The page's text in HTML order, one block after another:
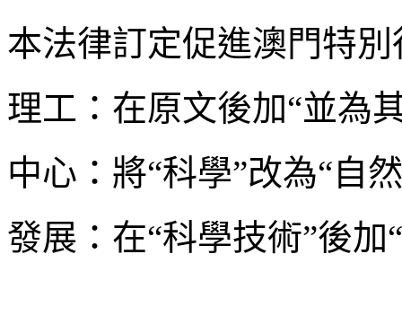
本法律訂定促進澳門特
理工：在原文後加“並為
中心：將“科學”改為“自
發展：在“科學技術”後加